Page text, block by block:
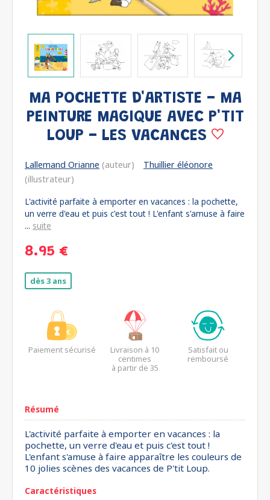
MA POCHETTE D'ARTISTE - MA
PEINTURE MAGIQUE AVEC P'TIT
LOUP - LES VACANCES
Lallemand Orianne (auteur)
Thuillier éléonore
(illustrateur)
L'activité parfaite à emporter en vacances : la pochette,
un verre d'eau et puis c'est tout ! L'enfant s'amuse à faire
... suite
8.95 €
dès 3 ans
Paiement sécurisé
Livraison à 10
centimes
à partir de 35
Satisfait ou
remboursé
Résumé
L'activité parfaite à emporter en vacances : la
pochette, un verre d'eau et puis c'est tout !
L'enfant s'amuse à faire apparaître les couleurs de
10 jolies scènes des vacances de P'tit Loup.
Caractéristiques